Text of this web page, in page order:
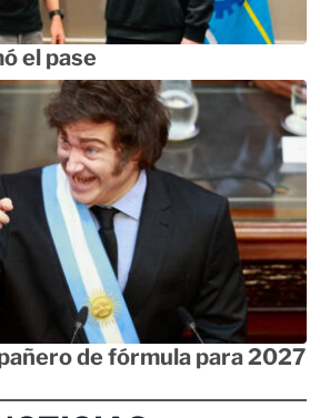
el pase
de fórmula para 2027